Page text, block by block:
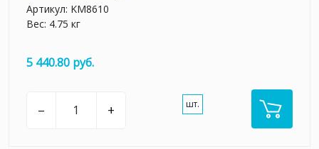
Артикул: KM8610
Вес: 4.75 кг
5 440.80 руб.
– + шт.